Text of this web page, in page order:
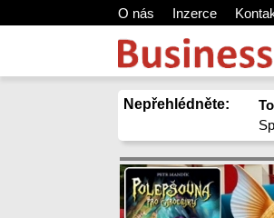
O nás Inzerce
Nepřehlédněte: